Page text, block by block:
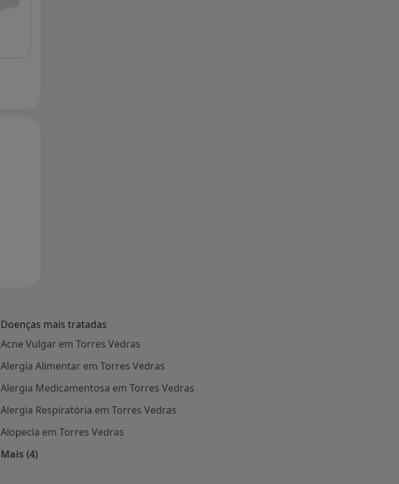
Doenças mais tratadas
Acne Vulgar em Torres Vedras
Alergia Alimentar em Torres Vedras
Alergia Medicamentosa em Torres Vedras
Alergia Respiratória em Torres Vedras
Alopecia em Torres Vedras
Mais (4)